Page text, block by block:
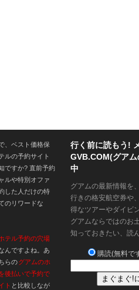
、ベスト価格保
ルの予約サイト
ですか? 直前予約
ルや特別オファ
した人だけの特
のリワードな
テル予約の穴場
んですよね。あ
らのグアムのホ
後払いで予約で
ト と比較しなが
行く前に読もう!
GVB.COM(グア
中
グアムの最新情報を
行きの格安航空券や
得なツアーやダイビ
グアムならではのお
知っておきたい、読
購読(無料で